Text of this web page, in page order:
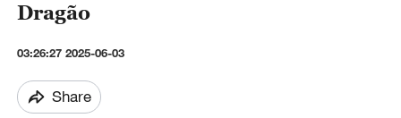
Dragão
03:26:27 2025-06-03
Share